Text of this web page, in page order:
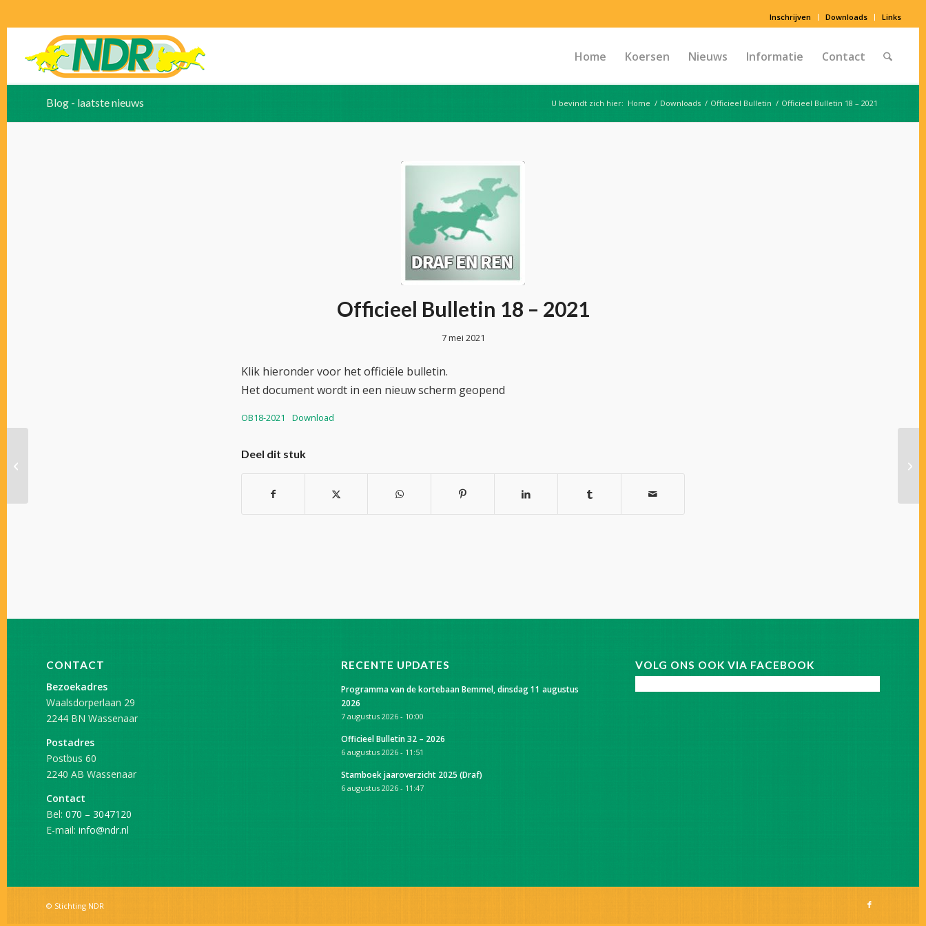
Inschrijven Downloads Links
Home Koersen Nieuws Informatie Contact
Blog - laatste nieuws U bevindt zich hier: Home / Downloads / Officieel Bulletin / Officieel Bulletin 18 – 2021
Officieel Bulletin 18 – 2021
7 mei 2021
Klik hieronder voor het officiële bulletin.
Het document wordt in een nieuw scherm geopend
OB18-2021 Download
Deel dit stuk
CONTACT
Bezoekadres
Waalsdorperlaan 29
2244 BN Wassenaar
Postadres
Postbus 60
2240 AB Wassenaar
Contact
Bel: 070 – 3047120
E-mail: info@ndr.nl
RECENTE UPDATES
Programma van de kortebaan Bemmel, dinsdag 11 augustus
2026
7 augustus 2026 - 10:00
Officieel Bulletin 32 – 2026
6 augustus 2026 - 11:51
Stamboek jaaroverzicht 2025 (Draf)
6 augustus 2026 - 11:47
VOLG ONS OOK VIA FACEBOOK
© Stichting NDR